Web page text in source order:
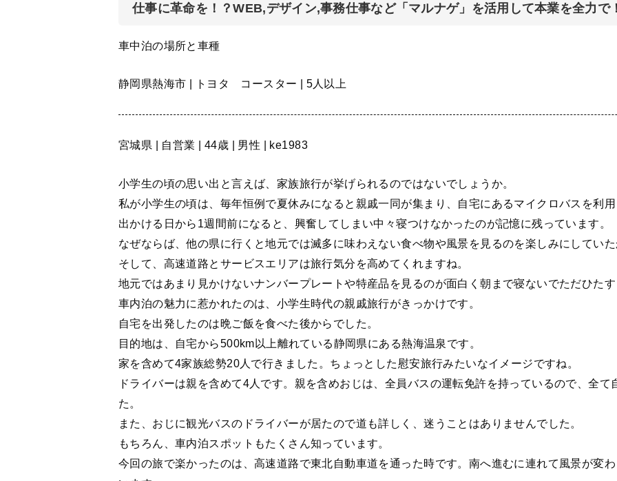
仕事に革命を！？WEB,デザイン,事務仕事など「マルナゲ」を活用して本業を全力で！
車中泊の場所と車種
静岡県熱海市 | トヨタ コースター | 5人以上
宮城県 | 自営業 | 44歳 | 男性 | ke1983
小学生の頃の思い出と言えば、家族旅行が挙げられるのではないでしょうか。
私が小学生の頃は、毎年恒例で夏休みになると親戚一同が集まり、自宅にあるマイクロバスを利用
出かける日から1週間前になると、興奮してしまい中々寝つけなかったのが記憶に残っています。
なぜならば、他の県に行くと地元では滅多に味わえない食べ物や風景を見るのを楽しみにしていた
そして、高速道路とサービスエリアは旅行気分を高めてくれますね。
地元ではあまり見かけないナンバープレートや特産品を見るのが面白く朝まで寝ないでただひたす
車内泊の魅力に惹かれたのは、小学生時代の親戚旅行がきっかけです。
自宅を出発したのは晩ご飯を食べた後からでした。
目的地は、自宅から500km以上離れている静岡県にある熱海温泉です。
家を含めて4家族総勢20人で行きました。ちょっとした慰安旅行みたいなイメージですね。
ドライバーは親を含めて4人です。親を含めおじは、全員バスの運転免許を持っているので、全て
た。
また、おじに観光バスのドライバーが居たので道も詳しく、迷うことはありませんでした。
もちろん、車内泊スポットもたくさん知っています。
今回の旅で楽かったのは、高速道路で東北自動車道を通った時です。南へ進むに連れて風景が変